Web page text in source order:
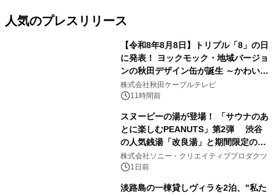
人気のプレスリリース
【令和8年8月8日】トリプル「8」の日
に発表！ ヨックモック・地域バージョ
ンの秋田デザイン缶が誕生 ～かわいい
秋田犬の子犬と秋田の四季と名所を巡
るパッケージ～ 9月1日(火)秋田県内で
株式会社秋田ケーブルテレビ
11時間前
スヌーピーの湯が登場！ 「サウナのあ
とに楽しむPEANUTS」第2弾 渋谷
の人気銭湯「改良湯」と期間限定のコ
ラボレーション サウナイキタイコラ
ボグッズも発売決定！
株式会社ソニー・クリエイティブプロダクツ
1日前
淡路島の一棟貸しヴィラを2泊、"私た